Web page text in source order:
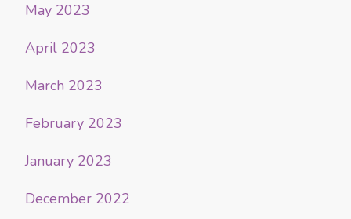
May 2023
April 2023
March 2023
February 2023
January 2023
December 2022